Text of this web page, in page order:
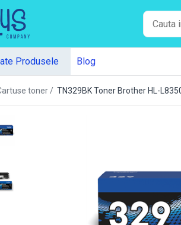
Produsele Blog
toner / TN329BK Toner Brother HL-